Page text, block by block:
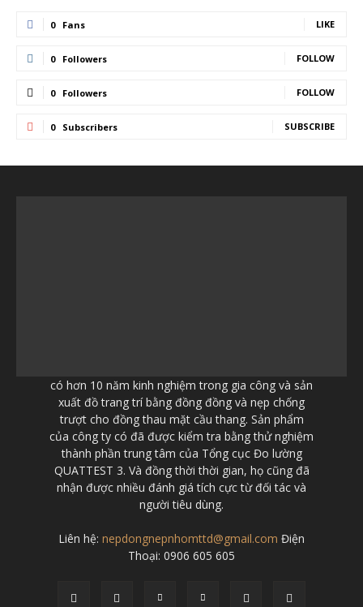
0 Fans LIKE
0 Followers FOLLOW
0 Followers FOLLOW
0 Subscribers SUBSCRIBE
có hơn 10 năm kinh nghiệm trong gia công và sản
xuất đồ trang trí bằng đồng đồng và nẹp chống
trượt cho đồng thau mặt cầu thang. Sản phẩm
của công ty có đã được kiểm tra bằng thử nghiệm
thành phần trung tâm của Tổng cục Đo lường
QUATTEST 3. Và đồng thời thời gian, họ cũng đã
nhận được nhiều đánh giá tích cực từ đối tác và
người tiêu dùng.
Liên hệ: nepdongnepnhomttd@gmail.com Điện
Thoại: 0906 605 605